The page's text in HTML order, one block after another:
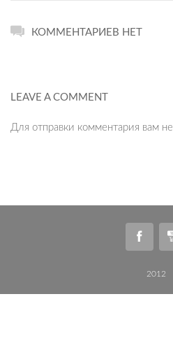
КОММЕНТАРИЕВ НЕТ
LEAVE A COMMENT
Для отправки комментария вам
2012